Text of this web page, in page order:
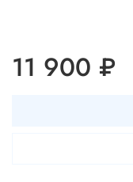
11 900 ₽